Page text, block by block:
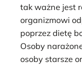
tak ważne jest
organizmowi
poprzez dietę
Osoby
osoby starsze